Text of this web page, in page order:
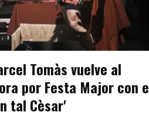
Tomàs vuelve al
por Festa Major con
tal Cèsar'